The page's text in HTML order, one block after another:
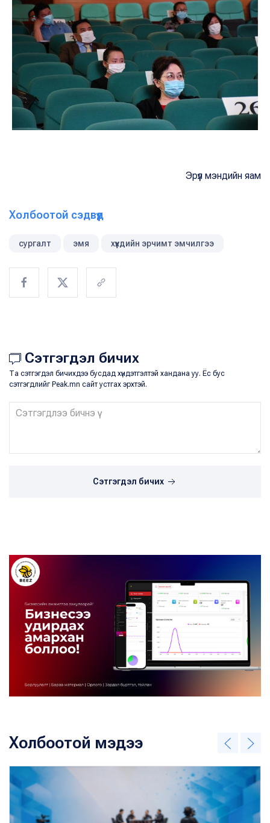
Эрүүл мэндийн яам
Холбоотой сэдвүүд
сургалт эмя хүүхдийн эрчимт эмчилгээ
Сэтгэгдэл бичих
Та сэтгэгдэл бичихдээ бусдад хүндэтгэлтэй хандана уу. Ёс бус
сэтгэгдлийг Peak.mn сайт устгах эрхтэй.
Сэтгэгдэл бичих
Холбоотой мэдээ